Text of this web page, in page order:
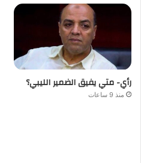
رأي- متي يفيق الضمير الليبي؟
منذ 9 ساعات